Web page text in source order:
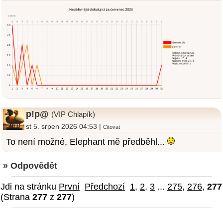
p!p@ (VIP Chlapík)
st 5. srpen 2026 04:53 |Citovat
To není možné, Elephant mě předběhl...
» Odpovědět
Jdi na stránku První Předchozí 1, 2, 3 ... 275, 276, 277
(Strana 277 z 277)